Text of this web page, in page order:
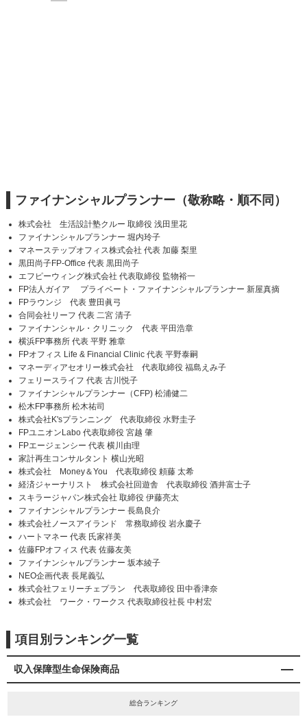
ファイナンシャルプランナー（敬称略・順不同）
株式会社 生活設計塾クルー 取締役 浅田里花
ファイナンシャルプランナー 堀内玲子
マネーステップオフィス株式会社 代表 加藤 梨里
黒田尚子FP-Office 代表 黒田尚子
エフピーウィング株式会社 代表取締役 監物裕一
FP法人ガイア プライベート・ファイナンシャルプランナー 新屋真摘
FPラウンジ 代表 豊田眞弓
合同会社リーフ 代表 二宮 清子
ファイナンシャル・クリニック 代表 平田浩章
横浜FP事務所 代表 平野 雅章
FPオフィス Life & Financial Clinic 代表 平野泰嗣
マネーディアセオリー株式会社 代表取締役 福島えみ子
フェリースライフ 代表 古川悦子
ファイナンシャルプランナー（CFP) 松浦健二
松木FP事務所 松木祐司
株式会社K'sプランニング 代表取締役 水野圭子
FPユニオンLabo 代表取締役 宮越 肇
FPエージェンシー 代表 横川由理
家計再生コンサルタント 横山光昭
株式会社 Money＆You 代表取締役 頼藤 太希
経済ジャーナリスト 株式会社回遊舎 代表取締役 酒井富士子
スキラージャパン株式会社 取締役 伊藤亮太
ファイナンシャルプランナー 長島良介
株式会社ノースアイランド 常務取締役 岩永慶子
ハートマネー 代表 氏家祥美
佐藤FPオフィス 代表 佐藤友美
ファイナンシャルプランナー 坂本綾子
NEO企画代表 長尾義弘
株式会社フェリーチェプラン 代表取締役 田中香津奈
株式会社 ワーク・ワークス 代表取締役社長 中村宏
項目別ランキング一覧
収入保障型生命保険商品
総合ランキング